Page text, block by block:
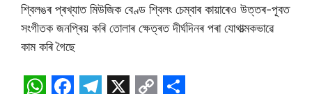
শ্বিলঙৰ প্ৰখ্যাত মিউজিক বেণ্ড শ্বিলং চেম্বাৰ কায়াৰেও উত্তৰ-পূবত
সংগীতক জনপ্ৰিয় কৰি তোলাৰ ক্ষেত্ৰত দীৰ্ঘদিনৰ পৰা যোগাত্মকভাৱে
কাম কৰি গৈছে